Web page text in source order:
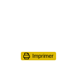
Imprimer